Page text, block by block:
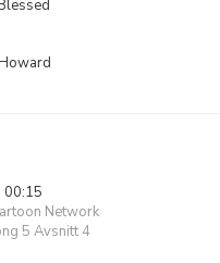
00:15
Network
5 Avsnitt 4